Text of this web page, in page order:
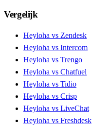
Vergelijk
Heyloha vs Zendesk
Heyloha vs Intercom
Heyloha vs Trengo
Heyloha vs Chatfuel
Heyloha vs Tidio
Heyloha vs Crisp
Heyloha vs LiveChat
Heyloha vs Freshdesk